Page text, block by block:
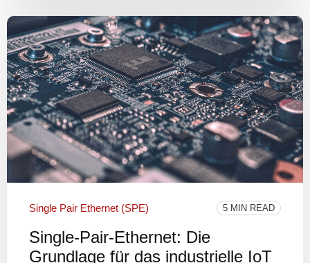
Single Pair Ethernet (SPE) 5 MIN READ
Single-Pair-Ethernet: Die
Grundlage für das industrielle IoT